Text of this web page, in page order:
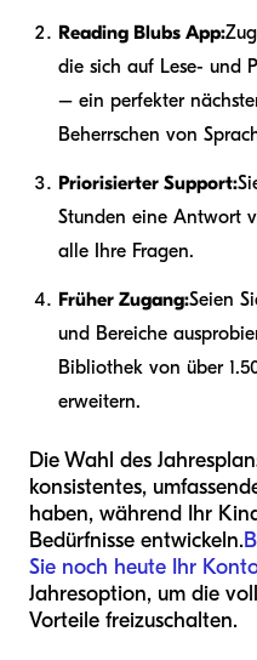
Reading Blubs App:
die sich auf Lese- und
– ein perfekter
Beherrschen von
Priorisierter Support:
Stunden eine Antwort
alle Ihre Fragen.
Früher Zugang:Seien
und Bereiche
Bibliothek von über
erweitern.
Die Wahl des
konsistentes,
haben, während Ihr
Bedürfnisse entwickeln.
Sie noch heute Ihr
Jahresoption, um die
Vorteile freizuschalten.